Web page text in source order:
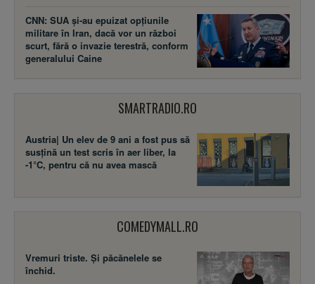
CNN: SUA şi-au epuizat opțiunile
militare în Iran, dacă vor un război
scurt, fără o invazie terestră, conform
generalului Caine
SMARTRADIO.RO
Austria| Un elev de 9 ani a fost pus să
susţină un test scris în aer liber, la
-1°C, pentru că nu avea mască
COMEDYMALL.RO
Vremuri triste. Şi păcănelele se
închid.